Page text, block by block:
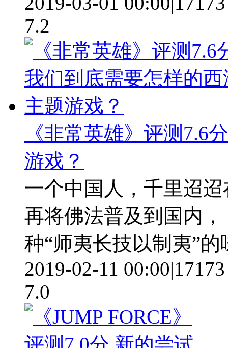
7.2
《非常英雄》评测7.6
游戏？
一个中国人，千里迢
再将佛法普及到国内
种“师夷长技以制夷”的
2019-02-11 00:00|17173
7.0